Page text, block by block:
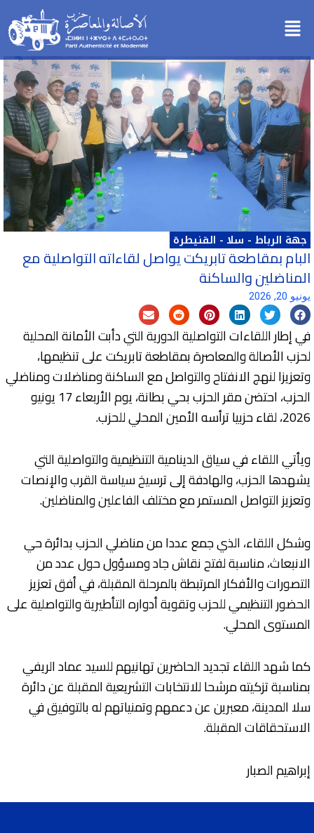
إلىMenu
جهة الرباط - سلا - القنيطرة
البام بمقاطعة تابريكت يواصل لقاءاته التواصلية مع
المناضلين والساكنة
يونيو 20, 2026
في إطار اللقاءات التواصلية الدورية التي دأبت الأمانة المحلية
لحزب الأصالة والمعاصرة بمقاطعة تابريكت على تنظيمها،
وتعزيزا لنهج الانفتاح والتواصل مع الساكنة ومناضلات ومناضلي
الحزب، احتضن مقر الحزب بحي بطانة، يوم الأربعاء 17 يونيو
2026، لقاء حزبيا ترأسه الأمين المحلي للحزب.
ويأتي اللقاء في سياق الدينامية التنظيمية والتواصلية التي
يشهدها الحزب، والهادفة إلى ترسيخ سياسة القرب والإنصات
وتعزيز التواصل المستمر مع مختلف الفاعلين والمناضلين.
وشكل اللقاء، الذي جمع عددا من مناضلي الحزب بدائرة حي
الانبعاث، مناسبة لفتح نقاش جاد ومسؤول حول عدد من
التصورات والأفكار المرتبطة بالمرحلة المقبلة، في أفق تعزيز
الحضور التنظيمي للحزب وتقوية أدواره التأطيرية والتواصلية على
المستوى المحلي.
كما شهد اللقاء تجديد الحاضرين تهانيهم للسيد عماد الريفي
بمناسبة تزكيته مرشحا للانتخابات التشريعية المقبلة عن دائرة
سلا المدينة، معبرين عن دعمهم وتمنياتهم له بالتوفيق في
الاستحقاقات المقبلة.
إبراهيم الصبار